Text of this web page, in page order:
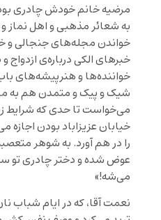
مرضیه‌ خانم خودش چادری
به شعائر مذهبی و اهل نماز
خواندن مجله‌های جنجالی و
خبرهای الکی درباره‌ی
خواننده‌ها و هنرپیشه‌های
شیک و پیک و متمدن هم به
می‌خواست تا حدی که شرایط
خیابان عزیزاباد بودن اجازه
را در هم آورد. به شوهر
عوض شده و دختر چادری
می‌شه!»
نعمت آقا، که در ایام